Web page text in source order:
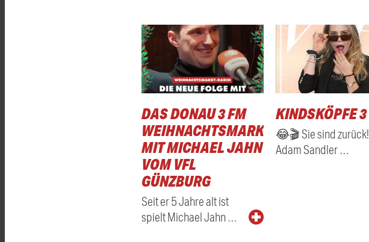
DAS DONAU 3 FM
WEIHNACHTSMARKTRADIO
MIT MICHAEL JAHN
VOM VFL
GÜNZBURG
Seit er 5 Jahre alt ist
spielt Michael Jahn …
KINDSKÖPFE 3
😂🎬 Sie sind zurück!
Adam Sandler …